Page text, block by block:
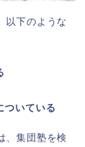
以下のような
ついている
、集団塾を検